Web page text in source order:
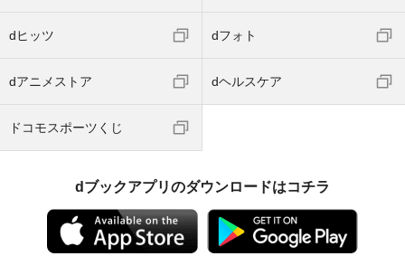
dヒッツ dフォト
dアニメストア dヘルスケア
ドコモスポーツくじ
dブックアプリのダウンロードはコチラ